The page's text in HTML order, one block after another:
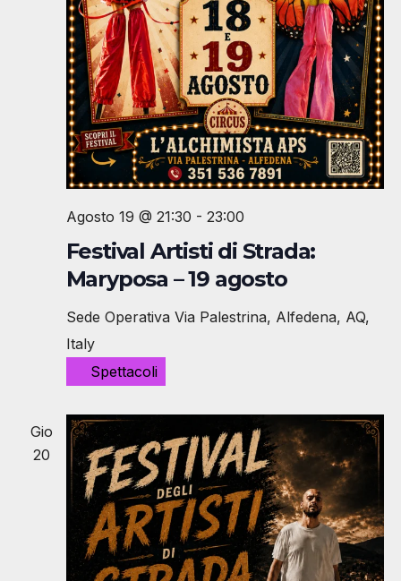
Festival Artisti di Strada:
Maryposa – 19 agosto
Agosto 19 @ 21:30 - 23:00
Sede Operativa Via Palestrina, Alfedena, AQ,
Italy
Spettacoli
Gio
20